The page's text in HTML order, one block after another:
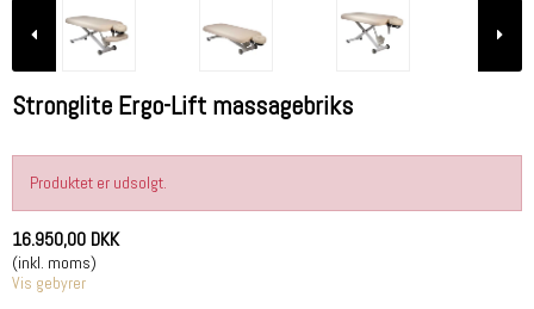
Stronglite Ergo-Lift massagebriks
Produktet er udsolgt.
16.950,00 DKK
(inkl. moms)
Vis gebyrer